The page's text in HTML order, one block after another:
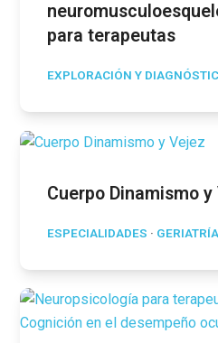
para terapeutas
EXPLORACIÓN Y
Cuerpo Dinamismo y
ESPECIALIDADES · GERIATRÍA